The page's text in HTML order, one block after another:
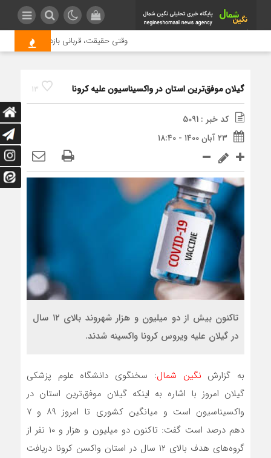
وقتی حقیقت، قربانی بازدید بیشتر
13 گیلان موفق‌ترین استان در واکسیناسیون علیه کرونا
کد خبر : 5091
۲۳ آبان ۱۴۰۰ - ۱۸:۴۰
تاکنون بیش از دو میلیون و هزار شهروند بالای ۱۲ سال
در گیلان علیه ویروس کرونا واکسینه شدند.
به گزارش نگین شمال: سخنگوی دانشگاه علوم پزشکی
گیلان امروز با اشاره به اینکه گیلان موفق‌ترین استان در
واکسیناسیون است و میانگین کشوری تا امروز ۸۹ و ۷
دهم درصد است گفت: تاکنون دو میلیون و هزار و ۱۰ نفر از
گروه‌های هدف بالای ۱۲ سال در استان واکسن کرونا دریافت